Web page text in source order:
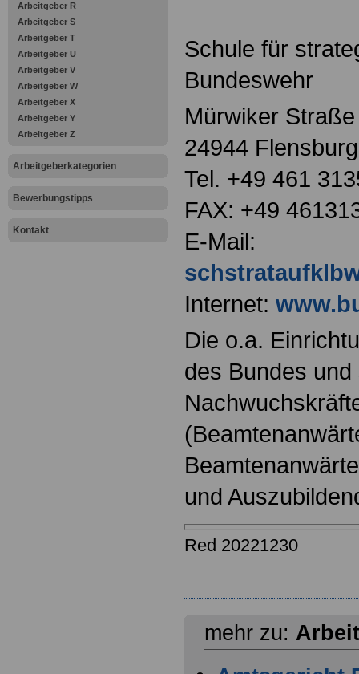
Arbeitgeber R
Arbeitgeber S
Arbeitgeber T
Arbeitgeber U
Arbeitgeber V
Arbeitgeber W
Arbeitgeber X
Arbeitgeber Y
Arbeitgeber Z
Arbeitgeberkategorien
Bewerbungstipps
Kontakt
Schule für
Bundeswehr
Mürwiker
24944 Flensburg
Tel. +49 461
FAX: +49
E-Mail:
Internet:
Die o.a.
des Bundes und
und
Red 20221230
mehr zu: